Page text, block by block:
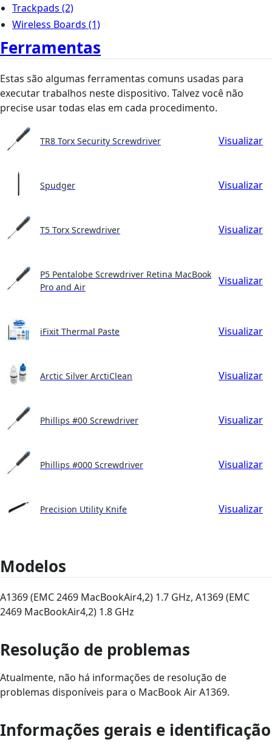
Trackpads (2)
Wireless Boards (1)
Ferramentas
Estas são algumas ferramentas comuns usadas para
executar trabalhos neste dispositivo. Talvez você não
precise usar todas elas em cada procedimento.
TR8 Torx Security Screwdriver Visualizar
Spudger Visualizar
T5 Torx Screwdriver Visualizar
P5 Pentalobe Screwdriver Retina MacBook
Pro and Air
Visualizar
iFixit Thermal Paste Visualizar
Arctic Silver ArctiClean Visualizar
Phillips #00 Screwdriver Visualizar
Phillips #000 Screwdriver Visualizar
Precision Utility Knife Visualizar
Modelos
A1369 (EMC 2469 MacBookAir4,2) 1.7 GHz, A1369 (EMC
2469 MacBookAir4,2) 1.8 GHz
Resolução de problemas
Atualmente, não há informações de resolução de
problemas disponíveis para o MacBook Air A1369.
Informações gerais e identificação